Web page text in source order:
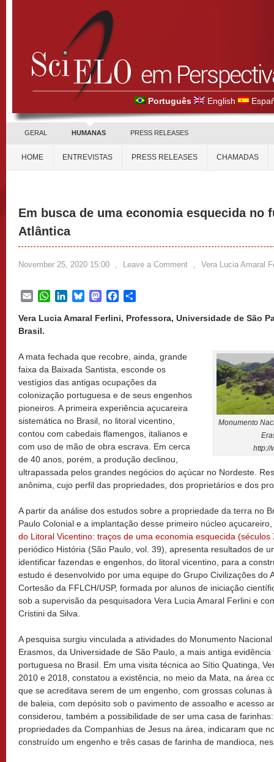
Português English
GERAL HUMANAS PRESS RELEASES
HOME ENTREVISTAS PRESS RELEASES CHAMADAS
Em busca de uma economia esquecida no
Atlântica
November 25, 2020 15:00 , Leave a Comment , Vera Lucia Amaral
EmailWhatsApp
LinkedInBlueskyMastodonFacebook
Vera Lucia Amaral Ferlini, Professora, Universidade de São
Brasil.
Monumento
http://
A mata fechada que recobre, ainda, grande
faixa da Baixada Santista, esconde os
vestígios das antigas ocupações da
colonização portuguesa e de seus engenhos
pioneiros. A primeira experiência açucareira
sistemática no Brasil, no litoral vicentino,
contou com cabedais flamengos, italianos e
com uso de mão de obra escrava. Em cerca
de 40 anos, porém, a produção declinou,
ultrapassada pelos grandes negócios do açúcar no Nordeste.
anônima, cujo perfil das propriedades, dos proprietários e dos
A partir da análise dos estudos sobre a propriedade da terra no
Paulo Colonial e a implantação desse primeiro núcleo açucareiro,
do Litoral Vicentino: traços de uma economia esquecida (séculos
periódico História (São Paulo, vol. 39), apresenta resultados de
identificar fazendas e engenhos, do litoral vicentino, para a
estudo é desenvolvido por uma equipe do Grupo Civilizações do
Cortesão da FFLCH/USP, formada por alunos de iniciação
sob a supervisão da pesquisadora Vera Lucia Amaral Ferlini e
Cristini da Silva.
A pesquisa surgiu vinculada a atividades do Monumento
Erasmos, da Universidade de São Paulo, a mais antiga
portuguesa no Brasil. Em uma visita técnica ao Sítio Quatinga,
2010 e 2018, constatou a existência, no meio da Mata, na área
que se acreditava serem de um engenho, com grossas colunas
de baleia, com depósito sob o pavimento de assoalho e acesso
considerou, também a possibilidade de ser uma casa de
propriedades da Companhias de Jesus na área, indicaram que
construído um engenho e três casas de farinha de mandioca,